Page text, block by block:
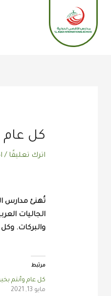
المحتوى
كل عام
اترك تعليقًا /
تُهنئ مدارس
الجاليات
والبركات. وكل
مرتبط
كل عام وأنتم
مايو 13, 2021